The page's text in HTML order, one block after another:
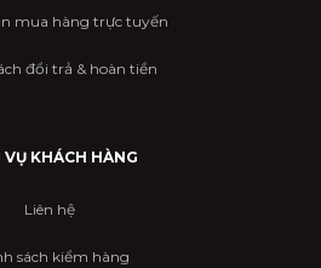
mua hàng trực tuyến
đổi trả & hoàn tiền
VỤ KHÁCH HÀNG
Liên hệ
sách kiểm hàng